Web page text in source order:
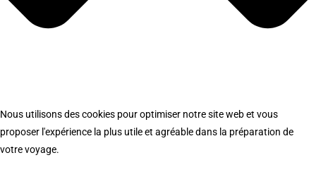
Nous utilisons des cookies pour optimiser notre site web et vous
proposer l'expérience la plus utile et agréable dans la préparation de
votre voyage.